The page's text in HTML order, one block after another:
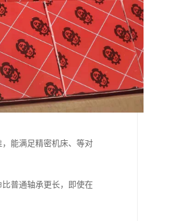
能满足精密机床、等对
普通轴承更长，即使在